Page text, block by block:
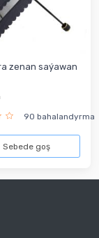
zenan saýawan
90 bahalandyrma
Sebede goş